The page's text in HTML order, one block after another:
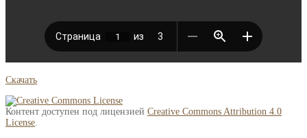
Скачать
Контент доступен под лицензией Creative Commons Attribution 4.0
License